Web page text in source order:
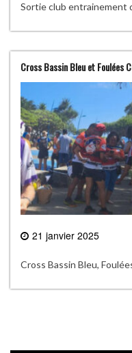
Sortie club entrainement
Cross Bassin Bleu et Foulées
21 janvier 2025
Cross Bassin Bleu,